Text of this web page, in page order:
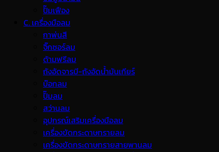
ปั๊มเฟือง
C. เครื่องมือลม
กาพ่นสี
จิ๊กซอร์ลม
ด้ามฟรีลม
ถังอัดจารบี-ถังอัดน้ำมันเกียร์
บ๊อกลม
ปั๊มลม
สว่านลม
อุปกรณ์เสริมเครื่องมือลม
เครื่องขัดกระดาษทรายลม
เครื่องขัดกระดาษทรายสายพานลม